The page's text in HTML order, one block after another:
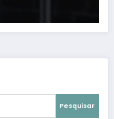
Pesquisar